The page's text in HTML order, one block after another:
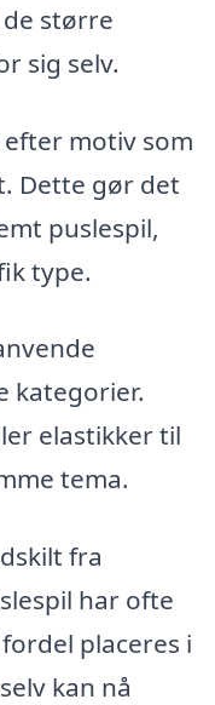
større
sig selv.
motiv som
Dette gør det
puslespil,
type.
kategorier.
elastikker til
tema.
fra
har ofte
placeres i
kan nå